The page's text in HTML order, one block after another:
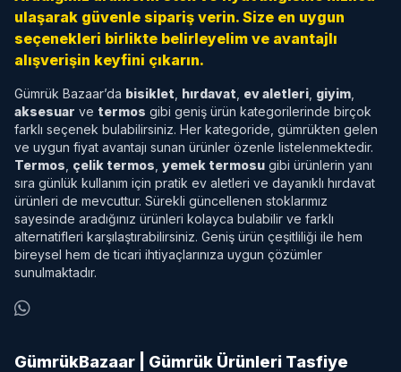
ulaşarak güvenle sipariş verin. Size en uygun
seçenekleri birlikte belirleyelim ve avantajlı
alışverişin keyfini çıkarın.
Gümrük Bazaar’da bisiklet hırdavat ev aletleri giyim
aksesuar ve termos gibi geniş ürün kategorilerinde birçok
farklı seçenek bulabilirsiniz. Her kategoride, gümrükten gelen
ve uygun fiyat avantajı sunan ürünler özenle listelenmektedir.
Termos çelik termos yemek termosu gibi ürünlerin yanı
sıra günlük kullanım için pratik ev aletleri ve dayanıklı hırdavat
ürünleri de mevcuttur. Sürekli güncellenen stoklarımız
sayesinde aradığınız ürünleri kolayca bulabilir ve farklı
alternatifleri karşılaştırabilirsiniz. Geniş ürün çeşitliliği ile hem
bireysel hem de ticari ihtiyaçlarınıza uygun çözümler
sunulmaktadır.
GümrükBazaar | Gümrük Ürünleri Tasfiye